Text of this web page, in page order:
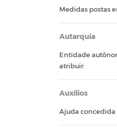
Medidas postas
Autarquia
Entidade
atribuir.
Auxílios
Ajuda concedida